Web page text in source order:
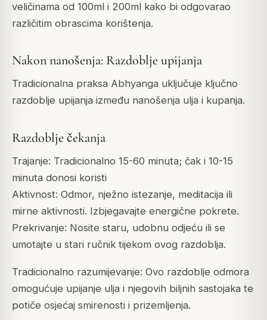
veličinama od 100ml i 200ml kako bi odgovarao
različitim obrascima korištenja.
Nakon nanošenja: Razdoblje upijanja
Tradicionalna praksa Abhyanga uključuje ključno
razdoblje upijanja između nanošenja ulja i kupanja.
Razdoblje čekanja
Trajanje: Tradicionalno 15-60 minuta; čak i 10-15
minuta donosi koristi
Aktivnost: Odmor, nježno istezanje, meditacija ili
mirne aktivnosti. Izbjegavajte energične pokrete.
Prekrivanje: Nosite staru, udobnu odjeću ili se
umotajte u stari ručnik tijekom ovog razdoblja.
Tradicionalno razumijevanje: Ovo razdoblje odmora
omogućuje upijanje ulja i njegovih biljnih sastojaka te
potiče osjećaj smirenosti i prizemljenja.